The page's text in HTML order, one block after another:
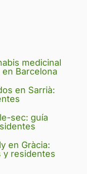
medicinal
Barcelona
en Sarrià:
sec: guía
en Gràcia:
y residentes